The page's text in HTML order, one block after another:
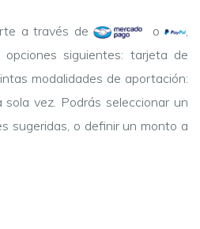
a través de o
siguientes: tarjeta de
modalidades de aportación:
vez. Podrás seleccionar un
sugeridas, o definir un monto a